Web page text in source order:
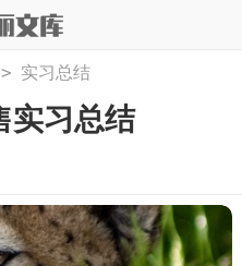
> 实习总结
实习总结